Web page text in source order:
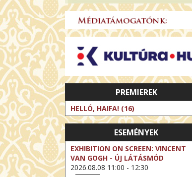
PREMIEREK
HELLÓ, HAIFA! (16)
ESEMÉNYEK
EXHIBITION ON SCREEN: VINCENT
VAN GOGH - ÚJ LÁTÁSMÓD
2026.08.08 11:00 - 12:30